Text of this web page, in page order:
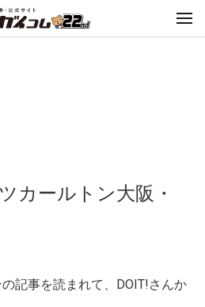
カールトン大阪・
記事を読まれて、DOIT!さんか